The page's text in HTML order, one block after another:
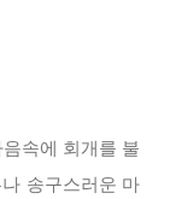
속에 회개를 불
송구스러운 마